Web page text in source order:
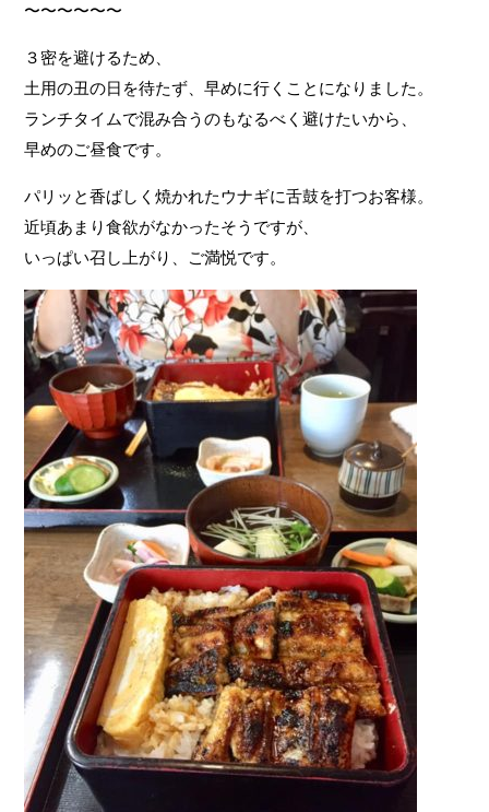
〜〜〜〜〜〜
３密を避けるため、
土用の丑の日を待たず、早めに行くことになりました。
ランチタイムで混み合うのもなるべく避けたいから、
早めのご昼食です。
パリッと香ばしく焼かれたウナギに舌鼓を打つお客様。
近頃あまり食欲がなかったそうですが、
いっぱい召し上がり、ご満悦です。